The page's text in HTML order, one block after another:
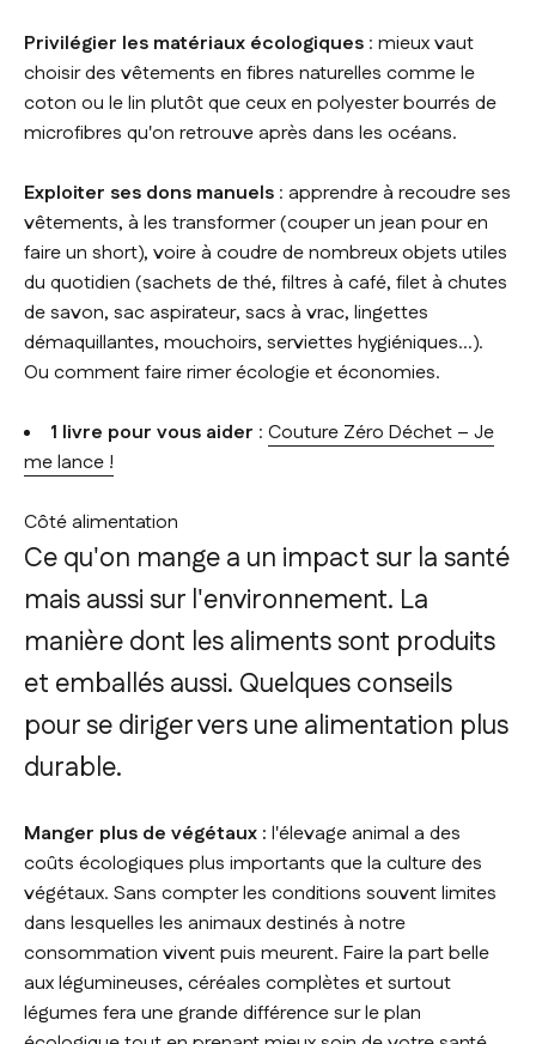
Privilégier les matériaux écologiques : mieux vaut
choisir des vêtements en fibres naturelles comme le
coton ou le lin plutôt que ceux en polyester bourrés de
microfibres qu'on retrouve après dans les océans.
Exploiter ses dons manuels : apprendre à recoudre ses
vêtements, à les transformer (couper un jean pour en
faire un short), voire à coudre de nombreux objets utiles
du quotidien (sachets de thé, filtres à café, filet à chutes
de savon, sac aspirateur, sacs à vrac, lingettes
démaquillantes, mouchoirs, serviettes hygiéniques...).
Ou comment faire rimer écologie et économies.
1 livre pour vous aider : Couture Zéro Déchet – Je
me lance !
Côté alimentation
Ce qu'on mange a un impact sur la santé
mais aussi sur l'environnement. La
manière dont les aliments sont produits
et emballés aussi. Quelques conseils
pour se diriger vers une alimentation plus
durable.
Manger plus de végétaux : l'élevage animal a des
coûts écologiques plus importants que la culture des
végétaux. Sans compter les conditions souvent limites
dans lesquelles les animaux destinés à notre
consommation vivent puis meurent. Faire la part belle
aux légumineuses, céréales complètes et surtout
légumes fera une grande différence sur le plan